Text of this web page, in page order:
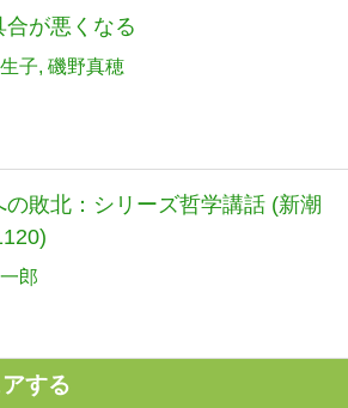
合が悪くなる
子 磯野真穂
の敗北：シリーズ哲学講話 (新潮
郎
する